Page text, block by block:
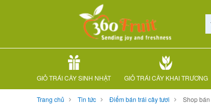
GIỎ TRÁI CÂY SINH NHẬT GIỎ TRÁI CÂY KHAI TRƯƠNG
Trang chủ Tin tức Điểm bán trái cây tươi Shop